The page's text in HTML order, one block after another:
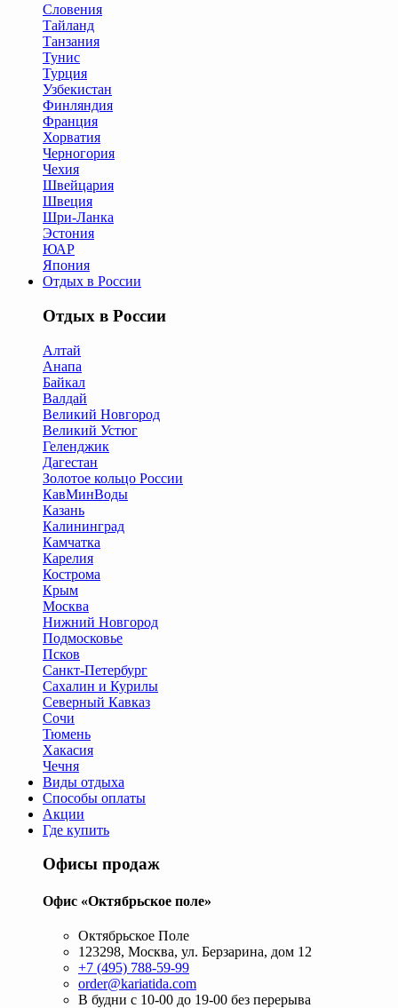
Словения
Тайланд
Танзания
Тунис
Турция
Узбекистан
Финляндия
Франция
Хорватия
Черногория
Чехия
Швейцария
Швеция
Шри-Ланка
Эстония
ЮАР
Япония
Отдых в России
Отдых в России
Алтай
Анапа
Байкал
Валдай
Великий Новгород
Великий Устюг
Геленджик
Дагестан
Золотое кольцо России
КавМинВоды
Казань
Калининград
Камчатка
Карелия
Кострома
Крым
Москва
Нижний Новгород
Подмосковье
Псков
Санкт-Петербург
Сахалин и Курилы
Северный Кавказ
Сочи
Тюмень
Хакасия
Чечня
Виды отдыха
Способы оплаты
Акции
Где купить
Офисы продаж
Офис «Октябрьское поле»
Октябрьское Поле
123298, Москва, ул. Берзарина, дом 12
+7 (495) 788-59-99
order@kariatida.com
В будни с 10-00 до 19-00 без перерыва